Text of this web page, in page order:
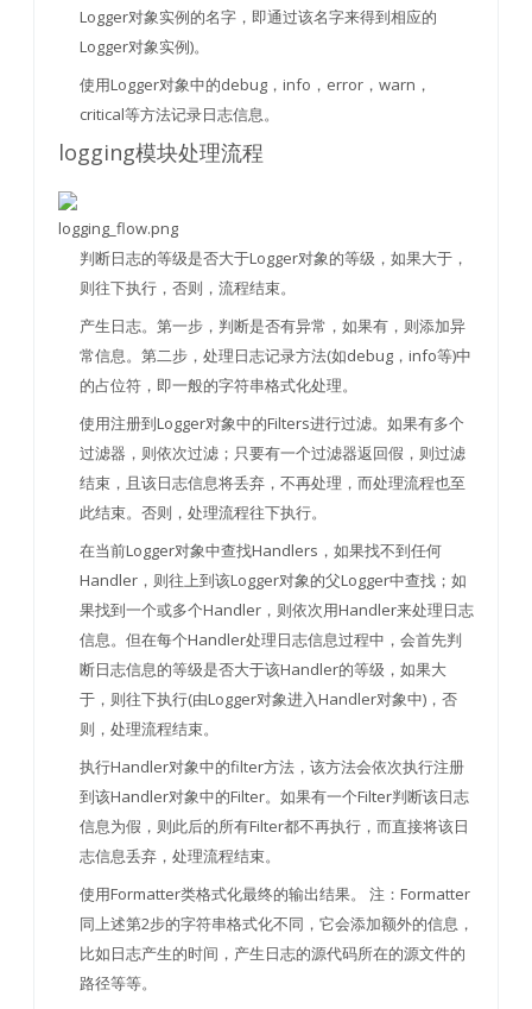
Logger对象实例的名字，即通过该名字来得到相应的
Logger对象实例)。
使用Logger对象中的debug，info，error，warn，
critical等方法记录日志信息。
logging模块处理流程
logging_flow.png
判断日志的等级是否大于Logger对象的等级，如果大于，
则往下执行，否则，流程结束。
产生日志。第一步，判断是否有异常，如果有，则添加异
常信息。第二步，处理日志记录方法(如debug，info等)中
的占位符，即一般的字符串格式化处理。
使用注册到Logger对象中的Filters进行过滤。如果有多个
过滤器，则依次过滤；只要有一个过滤器返回假，则过滤
结束，且该日志信息将丢弃，不再处理，而处理流程也至
此结束。否则，处理流程往下执行。
在当前Logger对象中查找Handlers，如果找不到任何
Handler，则往上到该Logger对象的父Logger中查找；如
果找到一个或多个Handler，则依次用Handler来处理日志
信息。但在每个Handler处理日志信息过程中，会首先判
断日志信息的等级是否大于该Handler的等级，如果大
于，则往下执行(由Logger对象进入Handler对象中)，否
则，处理流程结束。
执行Handler对象中的filter方法，该方法会依次执行注册
到该Handler对象中的Filter。如果有一个Filter判断该日志
信息为假，则此后的所有Filter都不再执行，而直接将该日
志信息丢弃，处理流程结束。
使用Formatter类格式化最终的输出结果。 注：Formatter
同上述第2步的字符串格式化不同，它会添加额外的信息，
比如日志产生的时间，产生日志的源代码所在的源文件的
路径等等。